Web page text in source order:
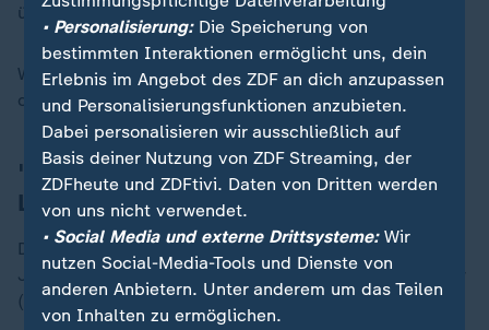
überreicht bekomme.
Williams seinerseits hatte zuvor den ersten "Bambi"
des Abends in der Kategorie Entertainment erhalten.
"Die Arche"-Gründer erhält Bambi für
Lebenswerk
Der Gründer des christlichen Kinder- und
Jugendhilfswerks "Die Arche", Pastor Bernd Siggelkow
(60), erhielt den goldenen Bambi für sein Lebenswerk.
• Personalisierung:Die Speicherung von
bestimmten Interaktionen ermöglicht uns, dein
Erlebnis im Angebot des ZDF an dich anzupassen
und Personalisierungsfunktionen anzubieten.
Dabei personalisieren wir ausschließlich auf
Basis deiner Nutzung von ZDF Streaming, der
ZDFheute und ZDFtivi. Daten von Dritten werden
von uns nicht verwendet.
• Social Media und externe Drittsysteme:Wir
nutzen Social-Media-Tools und Dienste von
anderen Anbietern. Unter anderem um das Teilen
von Inhalten zu ermöglichen.